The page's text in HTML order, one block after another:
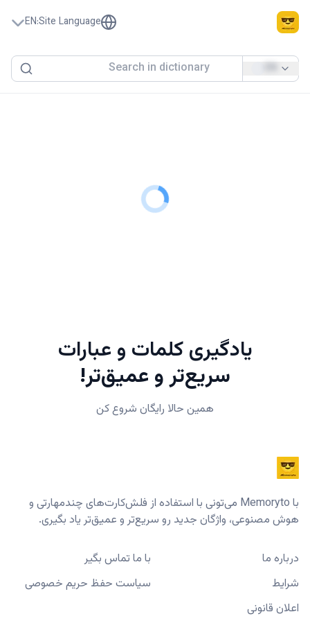
Site Language
:
EN
یادگیری کلمات و عبارات
سریع‌تر و عمیق‌تر!
همین حالا رایگان شروع کن
با Memoryto می‌تونی با استفاده از فلش‌کارت‌های چندمهارتی و
هوش مصنوعی، واژگان جدید رو سریع‌تر و عمیق‌تر یاد بگیری.
درباره ما
با ما تماس بگیر
شرایط
سیاست حفظ حریم خصوصی
اعلان قانونی